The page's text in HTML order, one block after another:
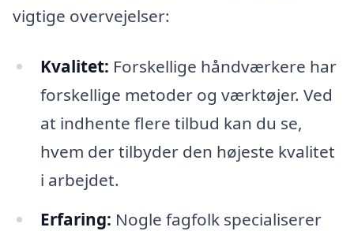
vigtige overvejelser:
Kvalitet: Forskellige håndværkere har
forskellige metoder og værktøjer. Ved
at indhente flere tilbud kan du se,
hvem der tilbyder den højeste kvalitet
i arbejdet.
Erfaring: Nogle fagfolk specialiserer